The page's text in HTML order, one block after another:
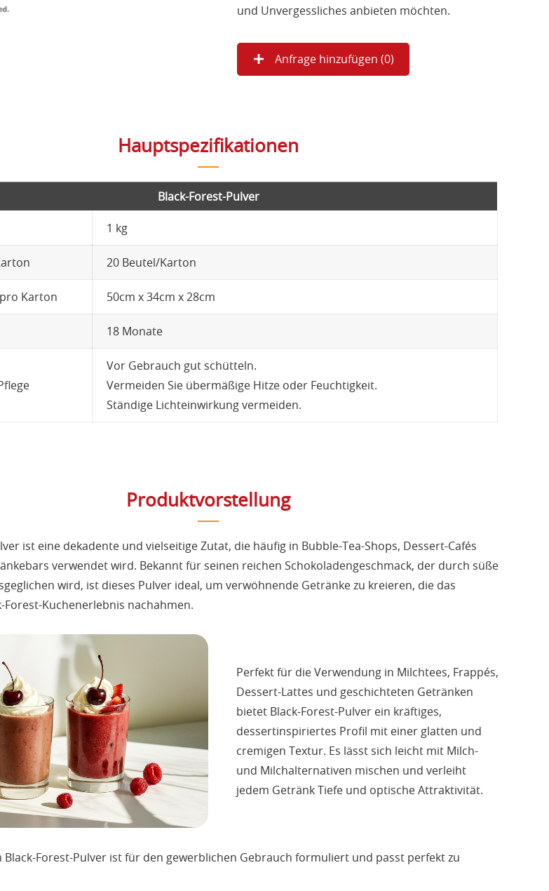
und Unvergessliches anbieten möchten.
Anfrage hinzufügen (0)
Hauptspezifikationen
Black-Forest-Pulver
1 kg
20 Beutel/Karton
Karton 50cm x 34cm x 28cm
18 Monate
Vor Gebrauch gut schütteln.
Vermeiden Sie übermäßige Hitze oder Feuchtigkeit.
Ständige Lichteinwirkung vermeiden.
Produktvorstellung
ist eine dekadente und vielseitige Zutat, die häufig in Bubble-Tea-Shops, Dessert-Cafés
verwendet wird. Bekannt für seinen reichen Schokoladengeschmack, der durch süße
wird, ist dieses Pulver ideal, um verwöhnende Getränke zu kreieren, die das
Forest-Kuchenerlebnis nachahmen.
Perfekt für die Verwendung in Milchtees, Frappés,
Dessert-Lattes und geschichteten Getränken
bietet Black-Forest-Pulver ein kräftiges,
dessertinspiriertes Profil mit einer glatten und
cremigen Textur. Es lässt sich leicht mit Milch-
und Milchalternativen mischen und verleiht
jedem Getränk Tiefe und optische Attraktivität.
Black-Forest-Pulver ist für den gewerblichen Gebrauch formuliert und passt perfekt zu